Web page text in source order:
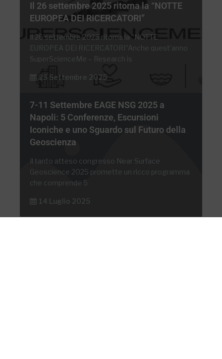
Il 26 settembre 2025 ritorna la “NOTTE
EUROPEA DEI RICERCATORI”
Il 26 settembre 2025 ritorna la “NOTTE
EUROPEA DEI RICERCATORI”Anche quest’anno
SuperScienceMe – Research is
23 Settembre 2025
7-11 Settembre EAGE NSG 2025 a
Napoli: 5 Conferenze, Escursioni
Iconiche e uno Sguardo sul Futuro della
Geoscienza
Il tanto atteso congresso Near Surface
Geoscience 2025 promette un ricco programma
che comprende 5
14 Luglio 2025